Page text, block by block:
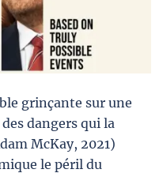
grinçante sur une
dangers qui la
McKay, 2021)
le péril du